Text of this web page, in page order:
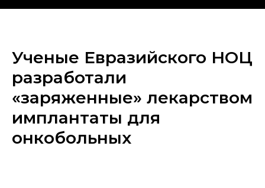
Ученые Евразийского НОЦ
разработали
«заряженные» лекарством
имплантаты для
онкобольных